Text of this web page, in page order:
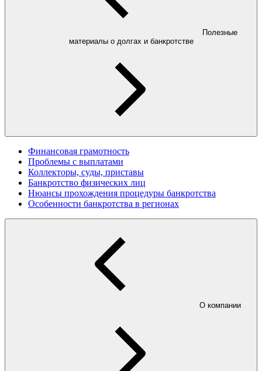
Полезные
материалы о долгах и банкротстве
Финансовая грамотность
Проблемы с выплатами
Коллекторы, суды, приставы
Банкротство физических лиц
Нюансы прохождения процедуры банкротства
Особенности банкротства в регионах
О компании